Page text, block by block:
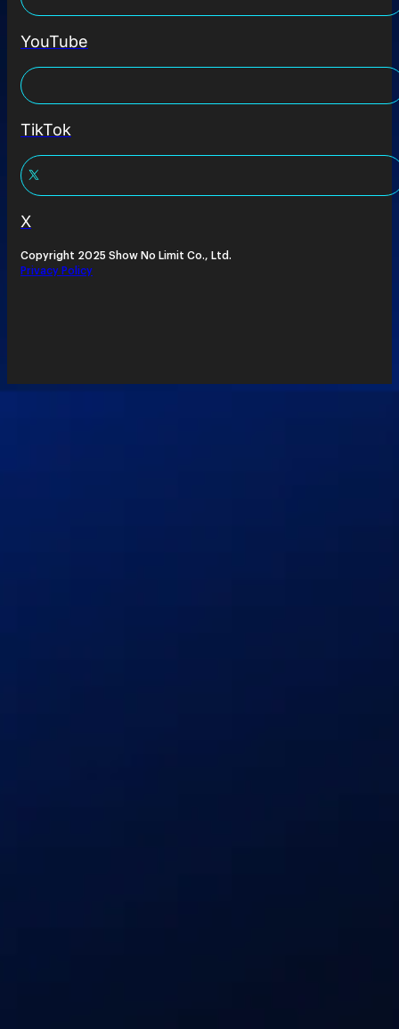
YouTube
TikTok
X
Copyright 2025 Show No Limit Co., Ltd.
Privacy Policy